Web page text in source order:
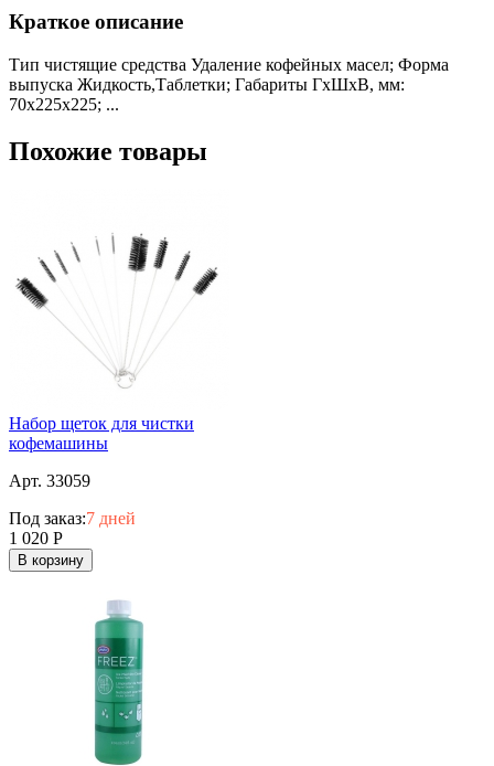
Краткое описание
Тип чистящие средства Удаление кофейных масел; Форма
выпуска Жидкость,Таблетки; Габариты ГхШхВ, мм:
70х225х225; ...
Похожие товары
Набор щеток для чистки
кофемашины
Арт. 33059
Под заказ:7 дней
1 020 Р
В корзину